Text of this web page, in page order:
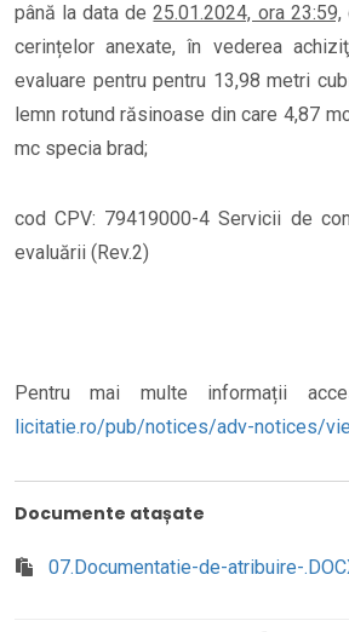
până la data de25.01.2024, ora 23:59,
cerințelor anexate, în vederea
evaluare pentru pentru 13,98 metri
lemn rotund răsinoase din care 4,87
mc specia brad;
cod CPV: 79419000-4 Servicii de
evaluării (Rev.2)
Pentru mai multe informații
licitatie.ro/pub/notices/adv-notices/
Documente atașate
07.Documentatie-de-atribuire-